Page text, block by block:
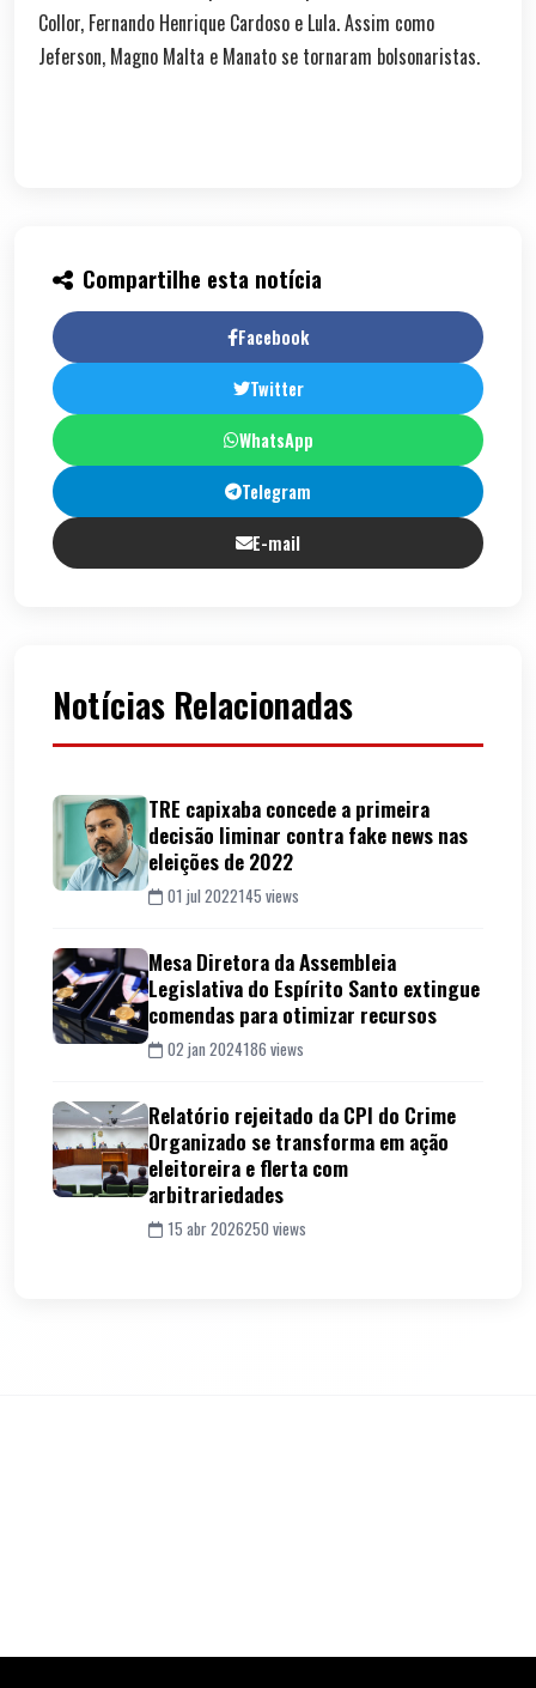
Collor, Fernando Henrique Cardoso e Lula. Assim como
Jeferson, Magno Malta e Manato se tornaram bolsonaristas.
Compartilhe esta notícia
Facebook
Twitter
WhatsApp
Telegram
E-mail
Notícias Relacionadas
TRE capixaba concede a primeira
decisão liminar contra fake news nas
eleições de 2022
01 jul 2022145 views
Mesa Diretora da Assembleia
Legislativa do Espírito Santo extingue
comendas para otimizar recursos
02 jan 2024186 views
Relatório rejeitado da CPI do Crime
Organizado se transforma em ação
eleitoreira e flerta com
arbitrariedades
15 abr 2026250 views